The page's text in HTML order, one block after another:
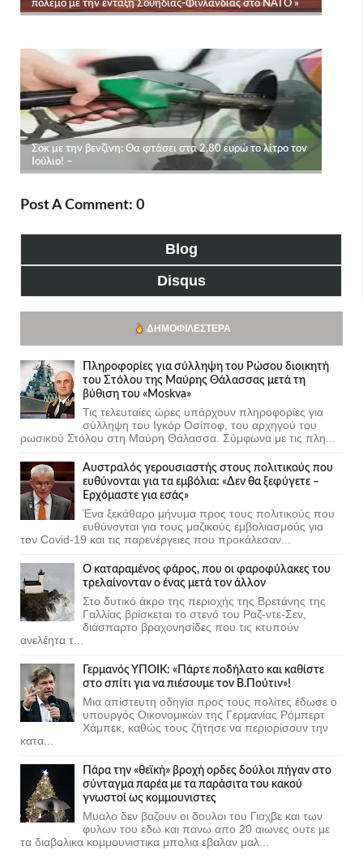
Post A Comment: 0
Blog
Disqus
ΔΗΜΟΦΙΛΈΣΤΕΡΑ
Πληροφορίες για σύλληψη του Ρώσου διοικητή
του Στόλου της Mαύρης Θάλασσας μετά τη
βύθιση του «Moskva»
Τις τελευταίες ώρες υπάρχουν πληροφορίες για
σύλληψη του Ιγκόρ Οσίποφ, του αρχηγού του
ρωσικού Στόλου στη Μαύρη Θάλασσα. Σύμφωνα με τις πλη...
Αυστραλός γερουσιαστής στους πολιτικούς που
ευθύνονται για τα εμβόλια: «Δεν θα ξεφύγετε –
Ερχόμαστε για εσάς»
Ένα ξεκάθαρο μήνυμα προς τους πολιτικούς που
ευθύνονται για τους μαζικούς εμβολιασμούς για
τον Covid-19 και τις παρενέργειες που προκάλεσαν...
Ο καταραμένος φάρος, που οι φαροφύλακες του
τρελαίνονταν ο ένας μετά τον άλλον
Στο δυτικό άκρο της περιοχής της Βρετάνης της
Γαλλίας βρίσκεται το στενό του Ραζ-ντε-Σεν,
διάσπαρτο βραχονησίδες που τις κτυπούν
ανελέητα τ...
Γερμανός ΥΠΟΙΚ: «Πάρτε ποδήλατο και καθίστε
στο σπίτι για να πιέσουμε τον Β.Πούτιν»!
Μια απίστευτη οδηγία προς τους πολίτες έδωσε ο
υπουργός Οικονομικών της Γερμανίας Ρόμπερτ
Χάμπεκ, καθώς τους ζήτησε να περιορίσουν την
κατα...
Πάρα την «θεϊκή» βροχή ορδες δούλοι πήγαν στο
σύνταγμα παρέα με τα παράσιτα του κακού
γνωστοί ως κομμουνιστες
Μυαλο δεν βαζουν οι δουλοι του Γιαχβε και των
φυλων του εδω και πανω απο 20 αιωνες ουτε με
τα διαβολικα κομμουνιστικα μπολια εβαλαν μαλ...